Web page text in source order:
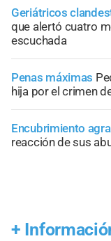
Geriátricos
que alertó cuatro
escuchada
Penas máximas
hija por el crimen
Encubrimiento
reacción de sus
+